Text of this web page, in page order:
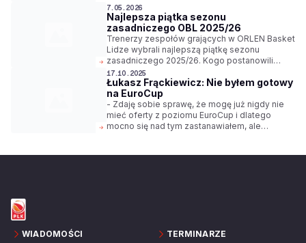
Warszawa.
7.05.2026
Najlepsza piątka sezonu
zasadniczego OBL 2025/26
Trenerzy zespołów grających w ORLEN Basket
Lidze wybrali najlepszą piątkę sezonu
zasadniczego 2025/26. Kogo postanowili
wyróżnić?
17.10.2025
Łukasz Frąckiewicz: Nie byłem gotowy
na EuroCup
- Zdaję sobie sprawę, że mogę już nigdy nie
mieć oferty z poziomu EuroCup i dlatego
mocno się nad tym zastanawiałem, ale
WIADOMOŚCI TERMINARZE